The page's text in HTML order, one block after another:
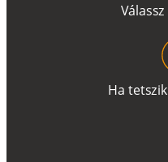
Válassz
Ha tetszik